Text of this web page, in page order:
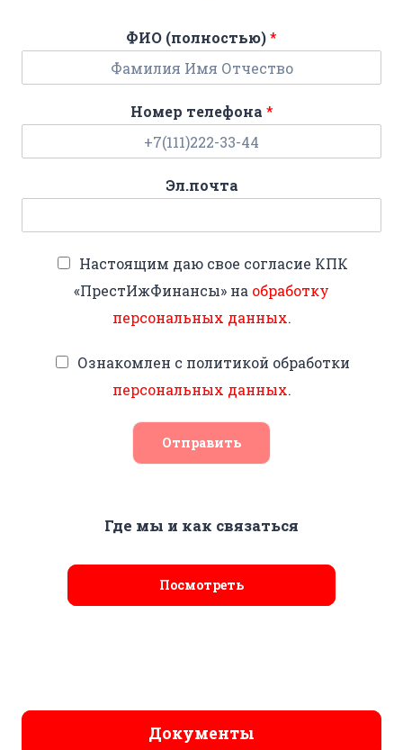
ФИО (полностью)*
Номер телефона *
Эл.почта
Настоящим даю свое согласие КПК
«ПрестИжФинансы» на обработку
персональных данных.
Ознакомлен с политикой обработки
персональных данных.
Отправить
Где мы и как связаться
Посмотреть
Документы